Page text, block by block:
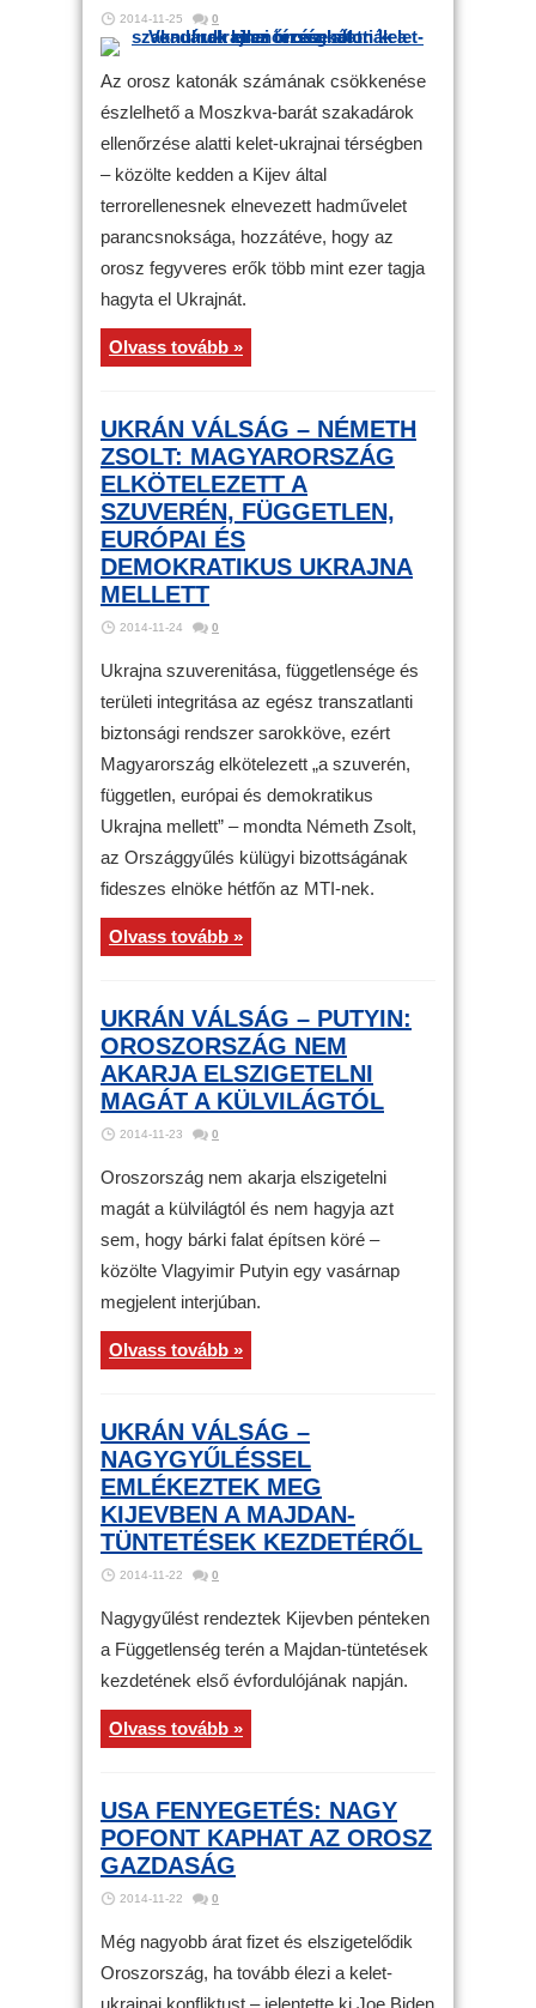
2014-11-25 0
Az orosz katonák számának csökkenése
észlelhető a Moszkva-barát szakadárok
ellenőrzése alatti kelet-ukrajnai térségben
– közölte kedden a Kijev által
terrorellenesnek elnevezett hadművelet
parancsnoksága, hozzátéve, hogy az
orosz fegyveres erők több mint ezer tagja
hagyta el Ukrajnát.
Olvass tovább »
UKRÁN VÁLSÁG – NÉMETH
ZSOLT: MAGYARORSZÁG
ELKÖTELEZETT A
SZUVERÉN, FÜGGETLEN,
EURÓPAI ÉS
DEMOKRATIKUS UKRAJNA
MELLETT
2014-11-24 0
Ukrajna szuverenitása, függetlensége és
területi integritása az egész transzatlanti
biztonsági rendszer sarokköve, ezért
Magyarország elkötelezett „a szuverén,
független, európai és demokratikus
Ukrajna mellett” – mondta Németh Zsolt,
az Országgyűlés külügyi bizottságának
fideszes elnöke hétfőn az MTI-nek.
Olvass tovább »
UKRÁN VÁLSÁG – PUTYIN:
OROSZORSZÁG NEM
AKARJA ELSZIGETELNI
MAGÁT A KÜLVILÁGTÓL
2014-11-23 0
Oroszország nem akarja elszigetelni
magát a külvilágtól és nem hagyja azt
sem, hogy bárki falat építsen köré –
közölte Vlagyimir Putyin egy vasárnap
megjelent interjúban.
Olvass tovább »
UKRÁN VÁLSÁG –
NAGYGYŰLÉSSEL
EMLÉKEZTEK MEG
KIJEVBEN A MAJDAN-
TÜNTETÉSEK KEZDETÉRŐL
2014-11-22 0
Nagygyűlést rendeztek Kijevben pénteken
a Függetlenség terén a Majdan-tüntetések
kezdetének első évfordulójának napján.
Olvass tovább »
USA FENYEGETÉS: NAGY
POFONT KAPHAT AZ OROSZ
GAZDASÁG
2014-11-22 0
Még nagyobb árat fizet és elszigetelődik
Oroszország, ha tovább élezi a kelet-
ukrajnai konfliktust – jelentette ki Joe Biden